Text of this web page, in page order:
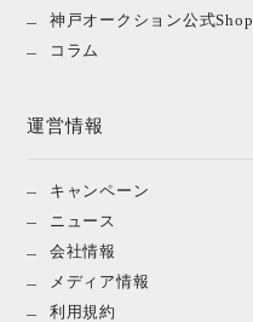
神戸オークション公式Shop
コラム
運営情報
キャンペーン
ニュース
会社情報
メディア情報
利用規約